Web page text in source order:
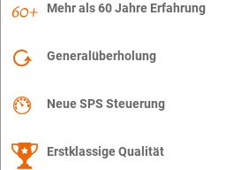
Mehr als 60 Jahre Erfahrung
Generalüberholung
Neue SPS Steuerung
Erstklassige Qualität